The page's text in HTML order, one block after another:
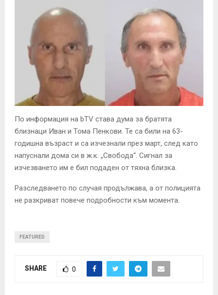
По информация на bTV става дума за братята
близнаци Иван и Тома Пенкови. Те са били на 63-
годишна възраст и са изчезнали през март, след като
напуснали дома си в ж.к. „Свобода“. Сигнал за
изчезването им е бил подаден от тяхна близка.
Разследването по случая продължава, а от полицията
не разкриват повече подробности към момента.
FEATURED
SHARE 0